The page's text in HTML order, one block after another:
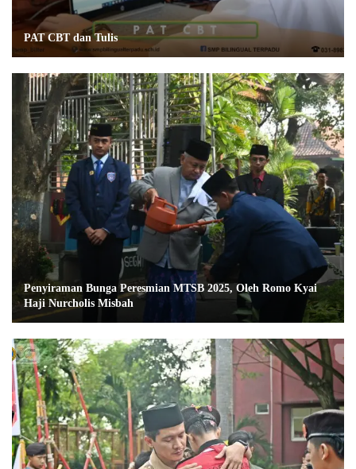
PAT CBT dan Tulis
Penyiraman Bunga Peresmian MTSB 2025, Oleh Romo Kyai
Haji Nurcholis Misbah